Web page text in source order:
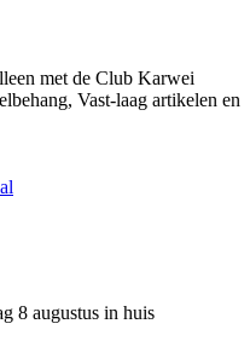
met de Club Karwei
Vast-laag artikelen en
8 augustus in huis